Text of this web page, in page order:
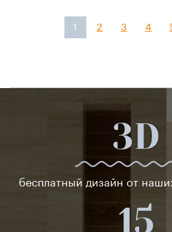
1 2 3 4
3D
бесплатный дизайн от
15